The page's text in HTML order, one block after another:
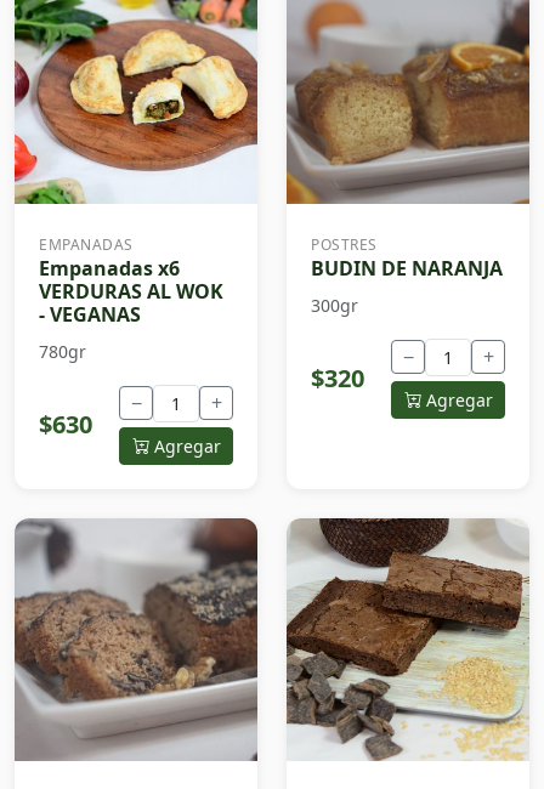
EMPANADAS
Empanadas x6
VERDURAS AL WOK
- VEGANAS
780gr
$630
− +
Agregar
POSTRES
BUDIN DE NARANJA
300gr
$320
− +
Agregar